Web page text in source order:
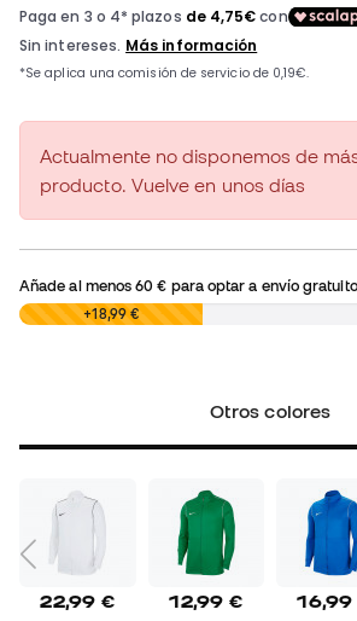
Actualmente no disponemos de
producto. Vuelve en unos días
Añade al menos60 € para optar a envío gratuito
0,00 € +18,99 €
Otros colores
22,99 € 12,99 € 16,99